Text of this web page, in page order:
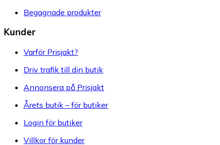
Begagnade produkter
Kunder
Varför Prisjakt?
Driv trafik till din butik
Annonsera på Prisjakt
Årets butik – för butiker
Login för butiker
Villkor för kunder